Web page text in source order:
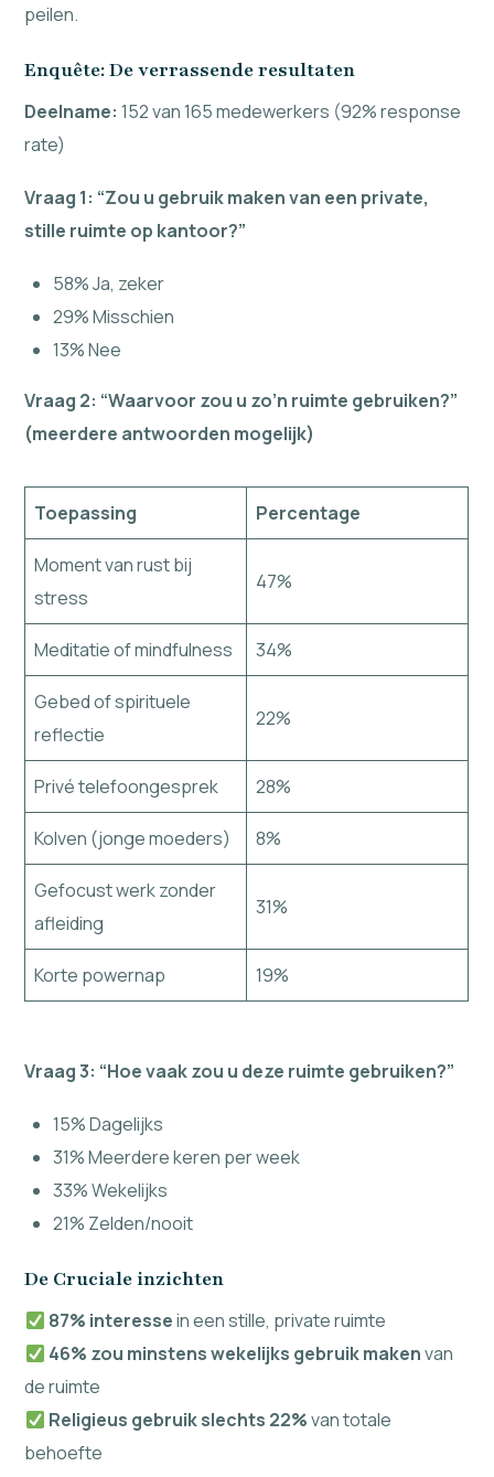
peilen.
Enquête: De verrassende resultaten
Deelname: 152 van 165 medewerkers (92% response
rate)
Vraag 1: “Zou u gebruik maken van een private,
stille ruimte op kantoor?”
58% Ja, zeker
29% Misschien
13% Nee
Vraag 2: “Waarvoor zou u zo’n ruimte gebruiken?”
(meerdere antwoorden mogelijk)
Toepassing Percentage
Moment van rust bij
stress
47%
Meditatie of mindfulness 34%
Gebed of spirituele
reflectie
22%
Privé telefoongesprek 28%
Kolven (jonge moeders) 8%
Gefocust werk zonder
afleiding
31%
Korte powernap 19%
Vraag 3: “Hoe vaak zou u deze ruimte gebruiken?”
15% Dagelijks
31% Meerdere keren per week
33% Wekelijks
21% Zelden/nooit
De Cruciale inzichten
87% interessein een stille, private ruimte
46% zou minstens wekelijks gebruik makenvan
de ruimte
Religieus gebruik slechts 22%van totale
behoefte